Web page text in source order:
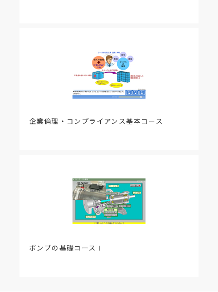
企業倫理・コンプライアンス基本コース
ポンプの基礎コースⅠ